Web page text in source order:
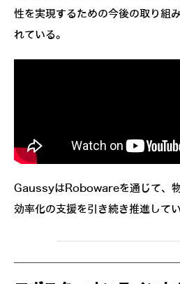
性を実現するための今後の取り組
れている。
GaussyはRobowareを通じて、物
効率化の支援を引き続き推進してい